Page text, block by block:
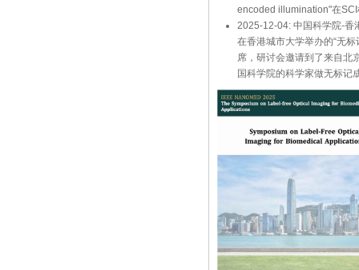
encoded illumination"在
2025-12-04: 中国科学院-香
在香港城市大学举办的“无
席，研讨会邀请到了来自北
国科学院的科学家做无标记